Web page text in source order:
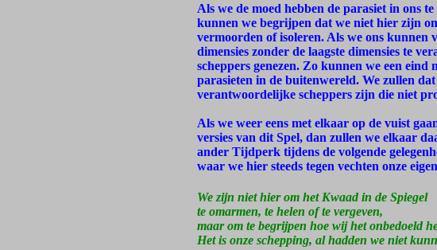
Als we de moed hebben de parasiet in ons
kunnen we begrijpen dat we niet hier zijn
vermoorden of isoleren. Als we ons kunnen
dimensies zonder de laagste dimensies te
scheppers genezen. Zo kunnen we een
parasieten in de buitenwereld. We zullen
verantwoordelijke scheppers zijn die niet
Als we weer eens met elkaar op de vuist
versies van dit Spel, dan zullen we elkaar
ander Tijdperk tijdens de volgende
waar we hier steeds tegen vechten onze
We zijn niet hier om het Kwaad in de Spiegel
te omarmen, te helen of te vergeven,
maar om te begrijpen hoe wij het onbedoeld
Het is onze schepping, al hadden we niet